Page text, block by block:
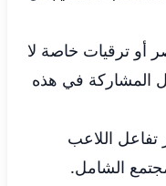
أو ترقيات خاصة لا
المشاركة في هذه
تفاعل اللاعب
الشامل.